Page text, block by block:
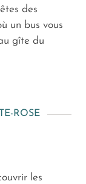
des
un bus vous
gîte du
ROSE
les